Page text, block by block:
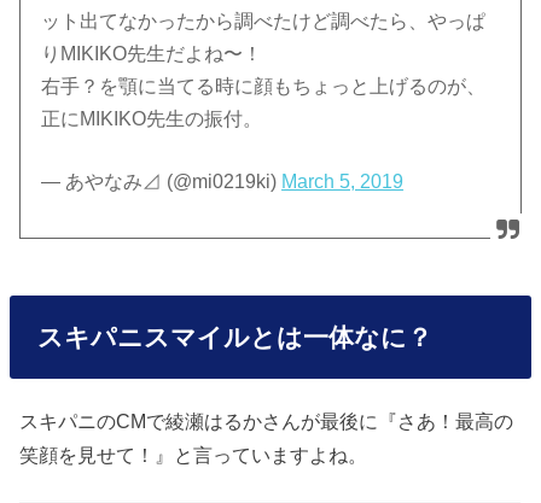
ット出てなかったから調べたけど調べたら、やっぱ
りMIKIKO先生だよね〜！
右手？を顎に当てる時に顔もちょっと上げるのが、
正にMIKIKO先生の振付。
— あやなみ⊿ (@mi0219ki) March 5, 2019
スキパニスマイルとは一体なに？
スキパニのCMで綾瀬はるかさんが最後に『さあ！最高の
笑顔を見せて！』と言っていますよね。